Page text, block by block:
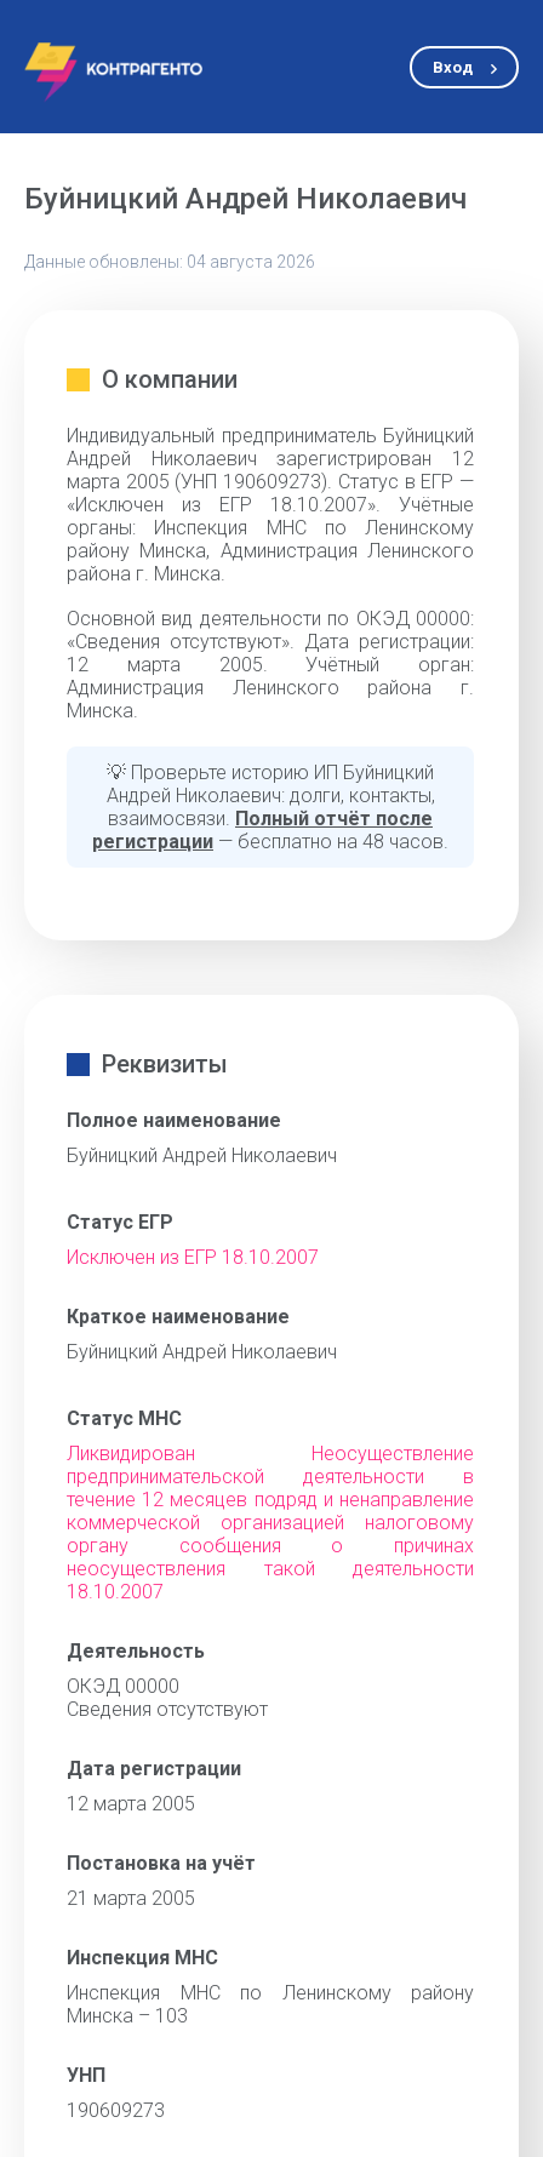
Вход
Буйницкий Андрей Николаевич
Данные обновлены: 04 августа 2026
О компании
Индивидуальный предприниматель Буйницкий
Андрей Николаевич зарегистрирован 12
марта 2005 (УНП 190609273). Статус в ЕГР —
«Исключен из ЕГР 18.10.2007». Учётные
органы: Инспекция МНС по Ленинскому
району Минска, Администрация Ленинского
района г. Минска.
Основной вид деятельности по ОКЭД 00000:
«Cведения отсутствуют». Дата регистрации:
12 марта 2005. Учётный орган:
Администрация Ленинского района г.
Минска.
💡 Проверьте историю ИП Буйницкий
Андрей Николаевич: долги, контакты,
взаимосвязи. Полный отчёт после
регистрации — бесплатно на 48 часов.
Реквизиты
Полное наименование
Буйницкий Андрей Николаевич
Статус ЕГР
Исключен из ЕГР 18.10.2007
Краткое наименование
Буйницкий Андрей Николаевич
Статус МНС
Ликвидирован Неосуществление
предпринимательской деятельности в
течение 12 месяцев подряд и ненаправление
коммерческой организацией налоговому
органу сообщения о причинах
неосуществления такой деятельности
18.10.2007
Деятельность
ОКЭД 00000
Cведения отсутствуют
Дата регистрации
12 марта 2005
Постановка на учёт
21 марта 2005
Инспекция МНС
Инспекция МНС по Ленинскому району
Минска – 103
УНП
190609273